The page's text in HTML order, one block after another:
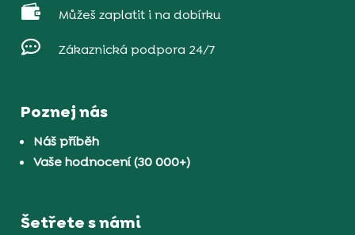
 Můžeš zaplatit i na dobírku
 Zákaznická podpora 24/7
Poznej nás
Náš příběh
Vaše hodnocení (30 000+)
Šetřete s námi